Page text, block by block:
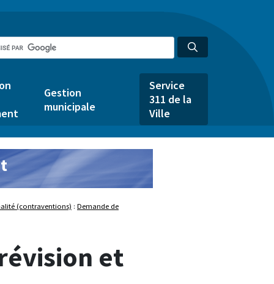
Gestion
municipale
Service
311 de la
Ville
(contraventions) : Demande de
et